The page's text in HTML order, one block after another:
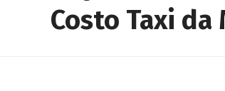
Costo Taxi